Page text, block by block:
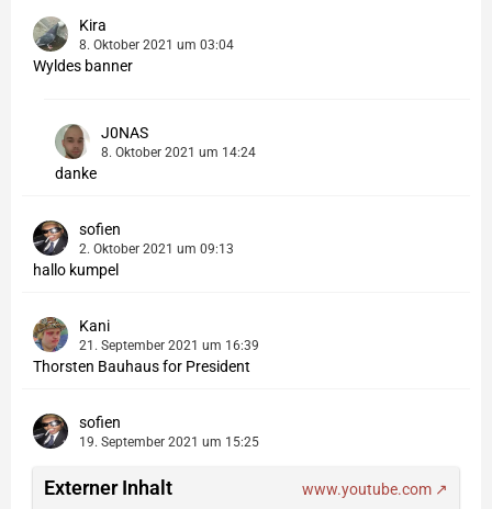
Kira
8. Oktober 2021 um 03:04
Wyldes banner
J0NAS
8. Oktober 2021 um 14:24
danke
sofien
2. Oktober 2021 um 09:13
hallo kumpel
Kani
21. September 2021 um 16:39
Thorsten Bauhaus for President
sofien
19. September 2021 um 15:25
Externer Inhalt
www.youtube.com